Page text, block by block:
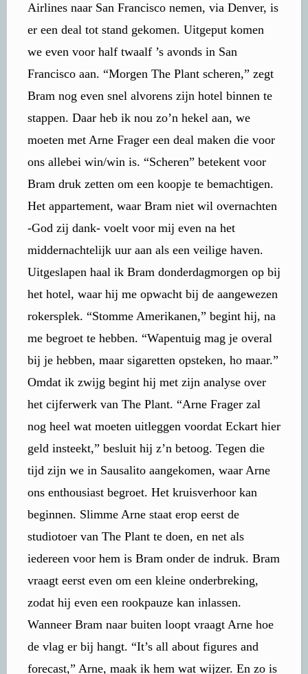
Airlines naar San Francisco nemen, via Denver, is
er een deal tot stand gekomen. Uitgeput komen
we even voor half twaalf ’s avonds in San
Francisco aan. “Morgen The Plant scheren,” zegt
Bram nog even snel alvorens zijn hotel binnen te
stappen. Daar heb ik nou zo’n hekel aan, we
moeten met Arne Frager een deal maken die voor
ons allebei win/win is. “Scheren” betekent voor
Bram druk zetten om een koopje te bemachtigen.
Het appartement, waar Bram niet wil overnachten
-God zij dank- voelt voor mij even na het
middernachtelijk uur aan als een veilige haven.
Uitgeslapen haal ik Bram donderdagmorgen op bij
het hotel, waar hij me opwacht bij de aangewezen
rokersplek. “Stomme Amerikanen,” begint hij, na
me begroet te hebben. “Wapentuig mag je overal
bij je hebben, maar sigaretten opsteken, ho maar.”
Omdat ik zwijg begint hij met zijn analyse over
het cijferwerk van The Plant. “Arne Frager zal
nog heel wat moeten uitleggen voordat Eckart hier
geld insteekt,” besluit hij z’n betoog. Tegen die
tijd zijn we in Sausalito aangekomen, waar Arne
ons enthousiast begroet. Het kruisverhoor kan
beginnen. Slimme Arne staat erop eerst de
studiotoer van The Plant te doen, en net als
iedereen voor hem is Bram onder de indruk. Bram
vraagt eerst even om een kleine onderbreking,
zodat hij even een rookpauze kan inlassen.
Wanneer Bram naar buiten loopt vraagt Arne hoe
de vlag er bij hangt. “It’s all about figures and
forecast,” Arne, maak ik hem wat wijzer. En zo is